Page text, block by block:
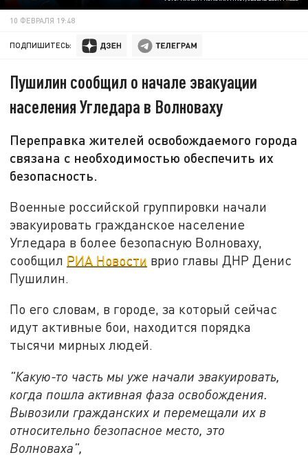
10 ФЕВРАЛЯ 19:48
ПОДПИШИТЕСЬ:
Пушилин сообщил о начале эвакуации
населения Угледара в Волноваху
Переправка жителей освобождаемого города
связана с необходимостью обеспечить их
безопасность.
Военные российской группировки начали
эвакуировать гражданское население
Угледара в более безопасную Волноваху,
сообщил РИА Новости врио главы ДНР Денис
Пушилин.
По его словам, в городе, за который сейчас
идут активные бои, находится порядка
тысячи мирных людей.
"Какую-то часть мы уже начали эвакуировать,
когда пошла активная фаза освобождения.
Вывозили гражданских и перемещали их в
относительно безопасное место, это
Волноваха",